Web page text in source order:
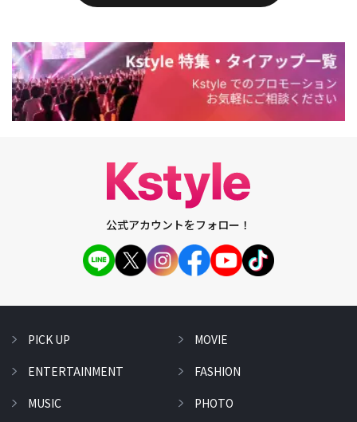
公式アカウントをフォロー！
PICK UP
ENTERTAINMENT
MUSIC
MOVIE
FASHION
PHOTO